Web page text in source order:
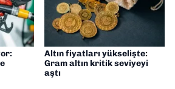
Altın fiyatları yükselişte:
Gram altın kritik seviyeyi
aştı